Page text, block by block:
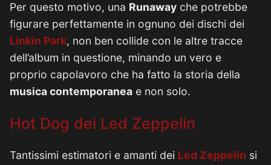
Per questo motivo, una Runaway che potrebbe
figurare perfettamente in ognuno dei dischi dei
Linkin Park, non ben collide con le altre tracce
dell’album in questione, minando un vero e
proprio capolavoro che ha fatto la storia della
musica contemporanea e non solo.
Hot Dog dei Led Zeppelin
Tantissimi estimatori e amanti dei Led Zeppelin si